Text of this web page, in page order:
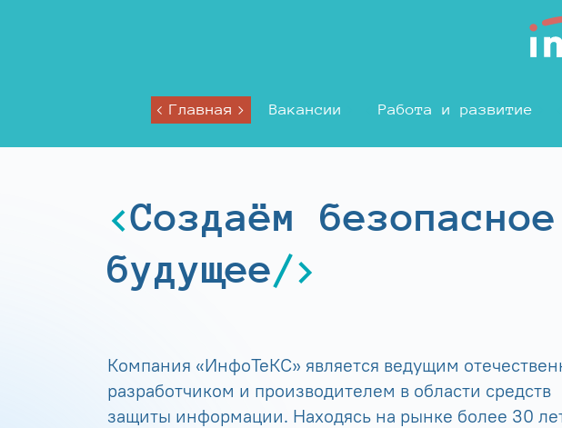
Главная Вакансии Работа и развитие
Создаём безопасное
будущее
Компания «ИнфоТеКС» является ведущим
разработчиком и производителем в области средств
защиты информации. Находясь на рынке более 30